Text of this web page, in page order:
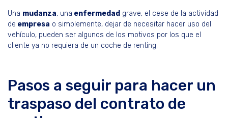
Una mudanza, una enfermedad grave, el cese de la actividad
de empresa o simplemente, dejar de necesitar hacer uso del
vehículo, pueden ser algunos de los motivos por los que el
cliente ya no requiera de un coche de renting.
Pasos a seguir para hacer un
traspaso del contrato de